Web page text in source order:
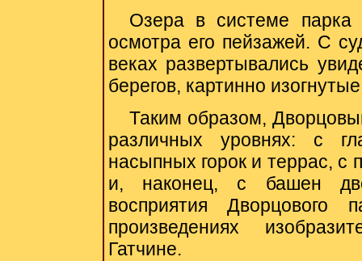
Озера в системе парка
осмотра его пейзажей. С
веках развертывались
берегов, картинно
Таким образом,
различных уровнях: с
насыпных горок и террас, с
и, наконец, с башен
восприятия Дворцового
произведениях
Гатчине.